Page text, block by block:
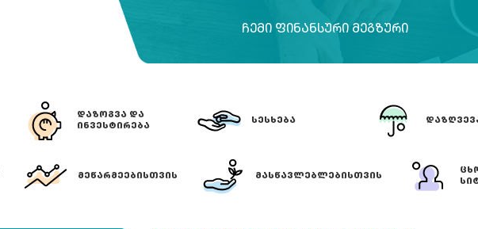
ᲩᲔᲛᲘ ᲤᲘᲜᲐᲜᲡᲣᲠᲘ ᲛᲔᲒᲖᲣᲠᲘ
ᲓᲐᲖᲝᲒᲕᲐ ᲓᲐ
ᲘᲜᲕᲔᲡᲢᲘᲠᲔᲑᲐ
ᲡᲔᲡᲮᲔᲑᲐ
ᲛᲔᲬᲐᲠᲛᲔᲔᲑᲘᲡᲗᲕᲘᲡ ᲛᲐᲡᲬᲐᲕᲚᲔᲑᲚᲔᲑᲘᲡᲗᲕᲘᲡ